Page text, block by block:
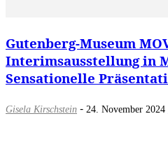
Gutenberg-Museum
Interimsausstellung in
Sensationelle
Gisela Kirschstein - 24. November 2024